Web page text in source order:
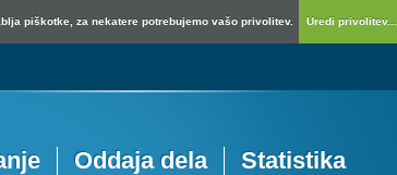
piškotke, za nekatere potrebujemo vašo privolitev. Uredi privolitev...
Oddaja dela Statistika